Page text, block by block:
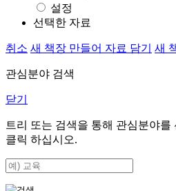
설정
선택한 자료
취소 새 책장 만들어 자료 담기 새
관심분야 검색
닫기
트리 또는 검색을 통해 관심분야를
클릭 하십시오.